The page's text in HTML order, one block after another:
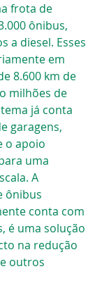
frota de
ônibus,
a diesel. Esses
em
8.600 km de
milhões de
já conta
garagens,
o apoio
uma
A
ônibus
conta com
é uma solução
na redução
outros